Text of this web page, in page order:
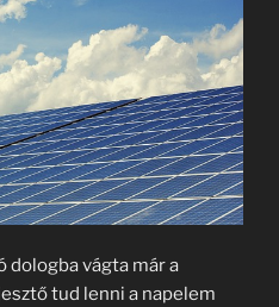
dologba vágta már a
tud lenni a napelem